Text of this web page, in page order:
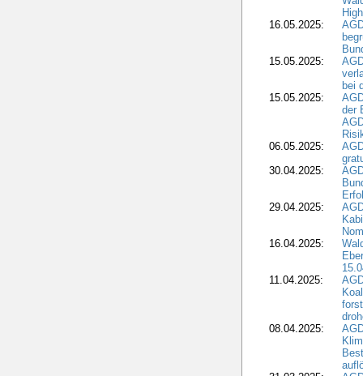
16.05.2025:
15.05.2025:
bei
15.05.2025:
der
06.05.2025:
30.04.2025:
29.04.2025:
16.04.2025:
11.04.2025:
08.04.2025: